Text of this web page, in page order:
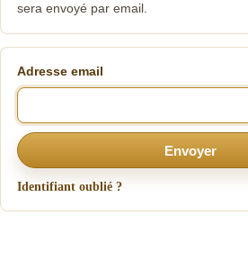
sera envoyé par email.
Adresse email
Envoyer
Identifiant oublié ?